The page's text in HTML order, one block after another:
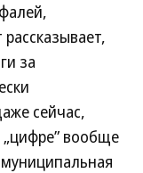
за
сейчас,
вообще